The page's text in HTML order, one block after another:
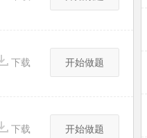
下载 开始做题
下载 开始做题